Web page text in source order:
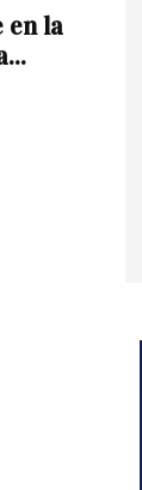
en la